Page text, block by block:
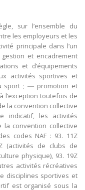
sur l’ensemble du
les employeurs et les
principale dans l’un
et encadrement
et d’équipements
activités sportives et
sport ; ― promotion et
l’exception toutefois de
la convention collective
indicatif, les activités
la convention collective
codes NAF : 93. 11Z
(activités de clubs de
physique), 93. 19Z
activités récréatives
disciplines sportives et
est organisé sous la